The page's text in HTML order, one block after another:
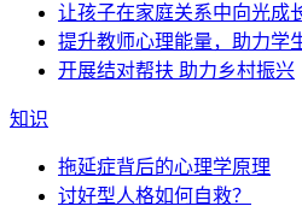
让孩子在家庭关系中向光成
提升教师心理能量，助力学
开展结对帮扶 助力乡村振兴
知识
拖延症背后的心理学原理
讨好型人格如何自救？